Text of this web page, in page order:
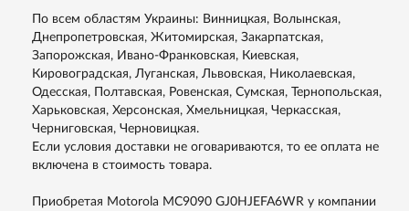
По всем областям Украины: Винницкая, Волынская,
Днепропетровская, Житомирская, Закарпатская,
Запорожская, Ивано-Франковская, Киевская,
Кировоградская, Луганская, Львовская, Николаевская,
Одесская, Полтавская, Ровенская, Сумская, Тернопольская,
Харьковская, Херсонская, Хмельницкая, Черкасская,
Черниговская, Черновицкая.
Если условия доставки не оговариваются, то ее оплата не
включена в стоимость товара.
Приобретая Motorola MC9090 GJ0HJEFA6WR у компании